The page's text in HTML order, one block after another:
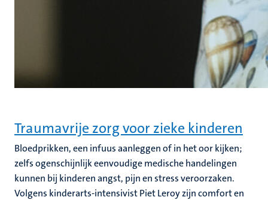
Traumavrije zorg voor zieke kinderen
Bloedprikken, een infuus aanleggen of in het oor kijken;
zelfs ogenschijnlijk eenvoudige medische handelingen
kunnen bij kinderen angst, pijn en stress veroorzaken.
Volgens kinderarts-intensivist Piet Leroy zijn comfort en